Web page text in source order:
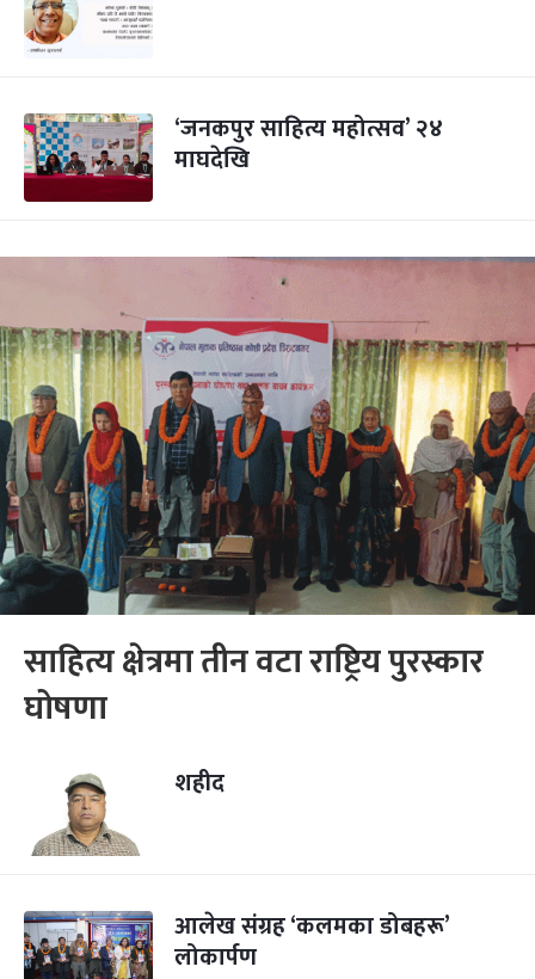
‘जनकपुर साहित्य महोत्सव’ २४
माघदेखि
साहित्य क्षेत्रमा तीन वटा राष्ट्रिय पुरस्कार
घोषणा
शहीद
आलेख संग्रह ‘कलमका डोबहरू’
लोकार्पण